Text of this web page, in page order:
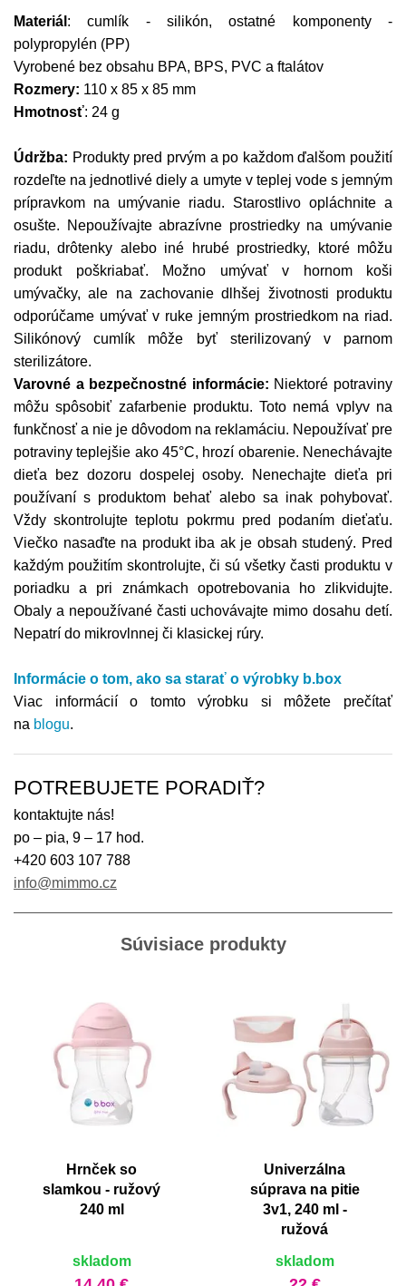
Materiál : cumlík - silikón, ostatné komponenty -
polypropylén (PP)
Vyrobené bez obsahu BPA, BPS, PVC a ftalátov
Rozmery: 110 x 85 x 85 mm
Hmotnosť: 24 g
Údržba: Produkty pred prvým a po každom ďalšom použití
rozdeľte na jednotlivé diely a umyte v teplej vode s jemným
prípravkom na umývanie riadu. Starostlivo opláchnite a
osušte. Nepoužívajte abrazívne prostriedky na umývanie
riadu, drôtenky alebo iné hrubé prostriedky, ktoré môžu
produkt poškriabať. Možno umývať v hornom koši
umývačky, ale na zachovanie dlhšej životnosti produktu
odporúčame umývať v ruke jemným prostriedkom na riad.
Silikónový cumlík môže byť sterilizovaný v parnom
sterilizátore.
Varovné a bezpečnostné informácie: Niektoré potraviny
môžu spôsobiť zafarbenie produktu. Toto nemá vplyv na
funkčnosť a nie je dôvodom na reklamáciu. Nepoužívať pre
potraviny teplejšie ako 45°C, hrozí obarenie. Nenechávajte
dieťa bez dozoru dospelej osoby. Nenechajte dieťa pri
používaní s produktom behať alebo sa inak pohybovať.
Vždy skontrolujte teplotu pokrmu pred podaním dieťaťu.
Viečko nasaďte na produkt iba ak je obsah studený. Pred
každým použitím skontrolujte, či sú všetky časti produktu v
poriadku a pri známkach opotrebovania ho zlikvidujte.
Obaly a nepoužívané časti uchovávajte mimo dosahu detí.
Nepatrí do mikrovlnnej či klasickej rúry.
Informácie o tom, ako sa starať o výrobky b.box
Viac informácií o tomto výrobku si môžete prečítať
na blogu.
POTREBUJETE PORADIŤ?
kontaktujte nás!
po – pia, 9 – 17 hod.
+420 603 107 788
info@mimmo.cz
Súvisiace produkty
Hrnček so
slamkou - ružový
240 ml
skladom
Univerzálna
súprava na pitie
3v1, 240 ml -
ružová
skladom